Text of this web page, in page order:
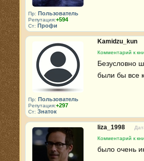
Пр: Пользователь
Репутация:+594
Ст: Профи
Пр: Пользователь
Репутация:+297
Ст: Знаток
Kamidzu_kun
Комментарий к
Безусловно
были бы все
liza_1998
Комментарий к
было очень